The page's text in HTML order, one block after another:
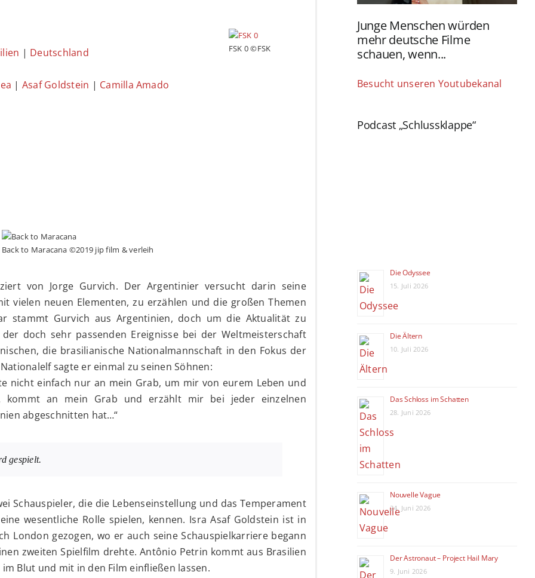
FSK 0 ©FSK
| Deutschland
| Asaf Goldstein | Camilla Amado
Back to Maracana ©2019 jip film & verleih
von Jorge Gurvich. Der Argentinier versucht darin seine
vielen neuen Elementen, zu erzählen und die großen Themen
stammt Gurvich aus Argentinien, doch um die Aktualität zu
doch sehr passenden Ereignisse bei der Weltmeisterschaft
die brasilianische Nationalmannschaft in den Fokus der
sagte er einmal zu seinen Söhnen:
nicht einfach nur an mein Grab, um mir von eurem Leben und
kommt an mein Grab und erzählt mir bei jeder einzelnen
abgeschnitten hat…“
gespielt.
Schauspieler, die die Lebenseinstellung und das Temperament
wesentliche Rolle spielen, kennen. Isra Asaf Goldstein ist in
London gezogen, wo er auch seine Schauspielkarriere begann
zweiten Spielfilm drehte. Antônio Petrin kommt aus Brasilien
Blut und mit in den Film einfließen lassen.
Junge Menschen würden
mehr deutsche Filme
schauen, wenn...
Besucht unseren Youtubekanal
Podcast „Schlussklappe“
Die Odyssee
15. Juli 2026
Die Ältern
10. Juli 2026
Das Schloss im Schatten
28. Juni 2026
Nouvelle Vague
24. Juni 2026
Der Astronaut – Project Hail Mary
9. Juni 2026